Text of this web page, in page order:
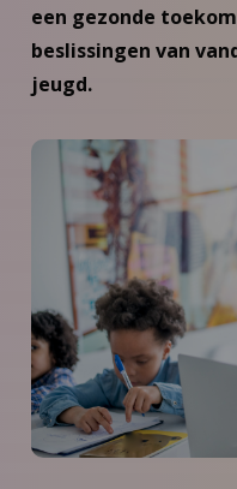
een gezonde
beslissingen van
jeugd.